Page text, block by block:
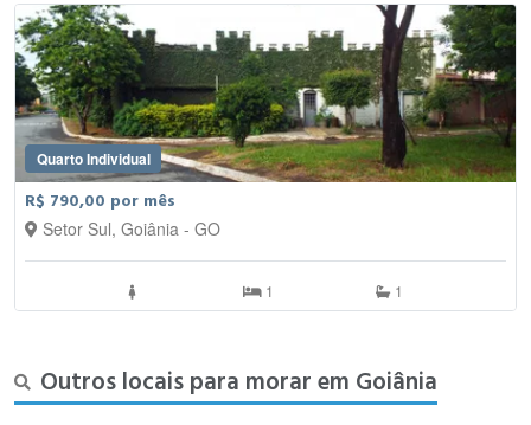
Quarto Individual
R$ 790,00 por mês
Setor Sul, Goiânia - GO
1 1
Outros locais para morar em Goiânia